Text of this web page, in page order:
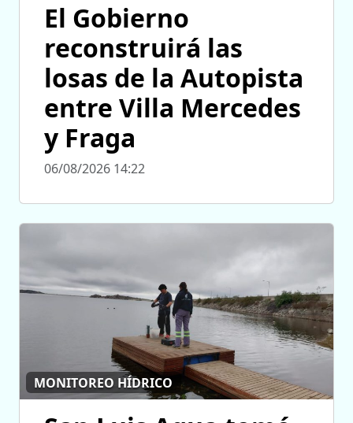
El Gobierno
reconstruirá las
losas de la Autopista
entre Villa Mercedes
y Fraga
06/08/2026 14:22
MONITOREO HÍDRICO